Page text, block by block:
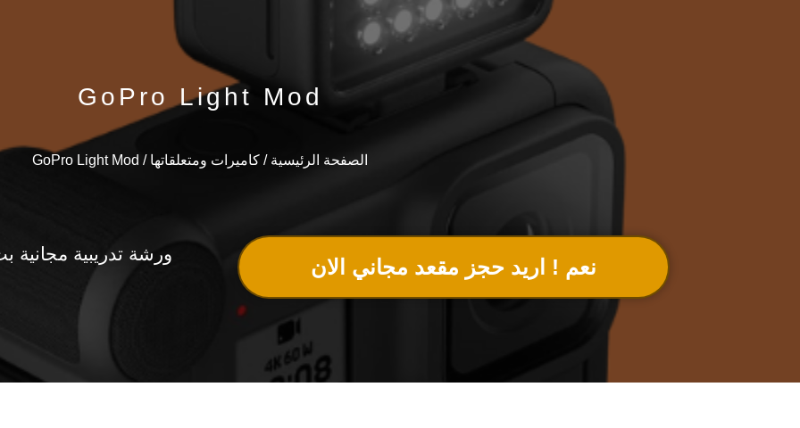
GoPro Light Mod
الصفحة الرئيسية / كاميرات ومتعلقاتها / GoPro Light Mod
ورشة تدريبية
نعم ! اريد حجز مقعد مجاني الان